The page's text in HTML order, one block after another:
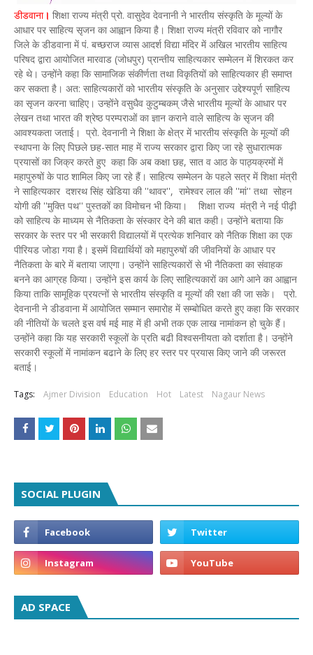
डीडवाना। शिक्षा राज्य मंत्री प्रो. वासुदेव देवनानी ने भारतीय संस्कृति के मूल्यों के
आधार पर साहित्य सृजन का आह्वान किया है। शिक्षा राज्य मंत्री रविवार को नागौर
जिले के डीडवाना में पं. बच्छराज व्यास आदर्श विद्या मंदिर में अखिल भारतीय साहित्य
परिषद द्वारा आयोजित मारवाड (जोधपुर) प्रान्तीय साहित्यकार सम्मेलन में शिरकत कर
रहे थे। उन्होंने कहा कि सामाजिक संकीर्णता तथा विकृतियों को साहित्यकार ही समाप्त
कर सकता है। अत: साहित्यकारों को भारतीय संस्कृति के अनुसार उद्देश्यपूर्ण साहित्य
का सृजन करना चाहिए। उन्होंने वसुधैव कुटुम्बकम् जैसे भारतीय मूल्यों के आधार पर
लेखन तथा भारत की श्रेष्ठ परम्पराओं का ज्ञान कराने वाले साहित्य के सृजन की
आवश्यकता जताई। प्रो. देवनानी ने शिक्षा के क्षेत्र में भारतीय संस्कृति के मूल्यों की
स्थापना के लिए पिछले छह-सात माह में राज्य सरकार द्वारा किए जा रहे सुधारात्मक
प्रयासों का जिक्र करते हुए कहा कि अब कक्षा छह, सात व आठ के पाठ्यक्रमों में
महापुरुषों के पाठ शामिल किए जा रहे हैं। साहित्य सम्मेलन के पहले सत्र में शिक्षा मंत्री
ने साहित्यकार दशरथ सिंह खेडिया की ''थावर'', रामेश्वर लाल की ''मां'' तथा सोहन
योगी की ''मुक्ति पथ'' पुस्तकों का विमोचन भी किया। शिक्षा राज्य मंत्री ने नई पीढ़ी
को साहित्य के माध्यम से नैतिकता के संस्कार देने की बात कही। उन्होंने बताया कि
सरकार के स्तर पर भी सरकारी विद्यालयों में प्रत्येक शनिवार को नैतिक शिक्षा का एक
पीरियड जोडा गया है। इसमें विद्यार्थियों को महापुरुषों की जीवनियों के आधार पर
नैतिकता के बारे में बताया जाएगा। उन्होंने साहित्यकारों से भी नैतिकता का संवाहक
बनने का आग्रह किया। उन्होंने इस कार्य के लिए साहित्यकारों का आगे आने का आह्वान
किया ताकि सामूहिक प्रयत्नों से भारतीय संस्कृति व मूल्यों की रक्षा की जा सके। प्रो.
देवनानी ने डीडवाना में आयोजित सम्मान समारोह में सम्बोधित करते हुए कहा कि सरकार
की नीतियों के चलते इस वर्ष मई माह में ही अभी तक एक लाख नामांकन हो चुके हैं।
उन्होंने कहा कि यह सरकारी स्कूलों के प्रति बढी विश्वसनीयता को दर्शाता है। उन्होंने
सरकारी स्कूलों में नामांकन बढाने के लिए हर स्तर पर प्रयास किए जाने की जरूरत
बताई।
Tags: Ajmer Division Education Hot Latest Nagaur News
SOCIAL PLUGIN
AD SPACE